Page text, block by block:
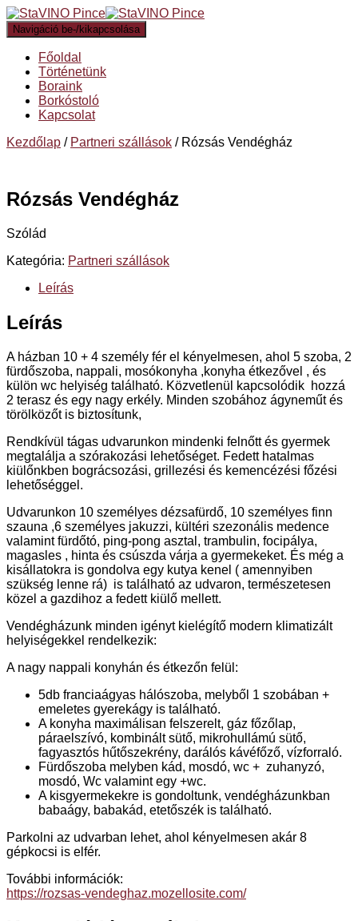
Navigáció be-/kikapcsolása
Főoldal
Történetünk
Boraink
Borkóstoló
Kapcsolat
Kezdőlap / Partneri szállások / Rózsás Vendégház
Rózsás Vendégház
Szólád
Kategória: Partneri szállások
Leírás
Leírás
A házban 10 + 4 személy fér el kényelmesen, ahol 5 szoba, 2
fürdőszoba, nappali, mosókonyha ,konyha étkezővel , és
külön wc helyiség található. Közvetlenül kapcsolódik hozzá
2 terasz és egy nagy erkély. Minden szobához ágyneműt és
törölközőt is biztosítunk,
Rendkívül tágas udvarunkon mindenki felnőtt és gyermek
megtalálja a szórakozási lehetőséget. Fedett hatalmas
kiülőnkben bográcsozási, grillezési és kemencézési főzési
lehetőséggel.
Udvarunkon 10 személyes dézsafürdő, 10 személyes finn
szauna ,6 személyes jakuzzi, kültéri szezonális medence
valamint fürdőtó, ping-pong asztal, trambulin, focipálya,
magasles , hinta és csúszda várja a gyermekeket. És még a
kisállatokra is gondolva egy kutya kenel ( amennyiben
szükség lenne rá) is található az udvaron, természetesen
közel a gazdihoz a fedett kiülő mellett.
Vendégházunk minden igényt kielégítő modern klimatizált
helyiségekkel rendelkezik:
A nagy nappali konyhán és étkezőn felül:
5db franciaágyas hálószoba, melyből 1 szobában +
emeletes gyerekágy is található.
A konyha maximálisan felszerelt, gáz főzőlap,
páraelszívó, kombinált sütő, mikrohullámú sütő,
fagyasztós hűtőszekrény, darálós kávéfőző, vízforraló.
Fürdőszoba melyben kád, mosdó, wc + zuhanyzó,
mosdó, Wc valamint egy +wc.
A kisgyermekekre is gondoltunk, vendégházunkban
babaágy, babakád, etetőszék is található.
Parkolni az udvarban lehet, ahol kényelmesen akár 8
gépkocsi is elfér.
További információk:
https://rozsas-vendeghaz.mozellosite.com/